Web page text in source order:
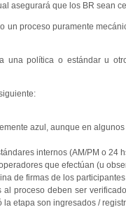
asegurará que los BR sean
proceso puramente
una política o estándar u
azul, aunque en
internos (AM/PM o 24
que efectúan (u
de firmas de los
proceso deben ser
etapa son ingresados /